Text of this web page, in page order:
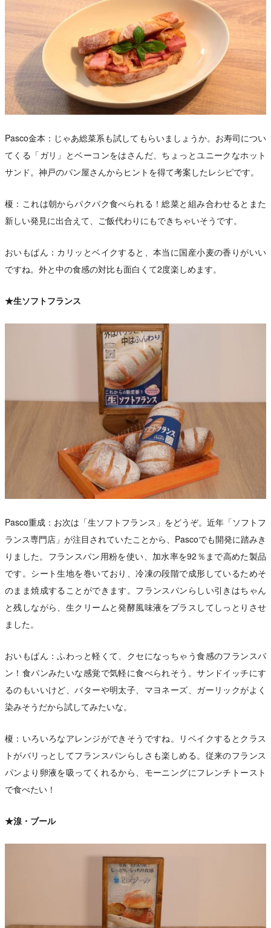
Pasco金本：じゃあ総菜系も試してもらいましょうか。お寿司につい
てくる「ガリ」とベーコンをはさんだ、ちょっとユニークなホット
サンド。神戸のパン屋さんからヒントを得て考案したレシピです。
榎：これは朝からパクパク食べられる！総菜と組み合わせるとまた
新しい発見に出合えて、ご飯代わりにもできちゃいそうです。
おいもぱん：カリッとベイクすると、本当に国産小麦の香りがいい
ですね。外と中の食感の対比も面白くて2度楽しめます。
★生ソフトフランス
Pasco重成：お次は「生ソフトフランス」をどうぞ。近年「ソフトフ
ランス専門店」が注目されていたことから、Pascoでも開発に踏みき
りました。フランスパン用粉を使い、加水率を92％まで高めた製品
です。シート生地を巻いており、冷凍の段階で成形しているためそ
のまま焼成することができます。フランスパンらしい引きはちゃん
と残しながら、生クリームと発酵風味液をプラスしてしっとりさせ
ました。
おいもぱん：ふわっと軽くて、クセになっちゃう食感のフランスパ
ン！食パンみたいな感覚で気軽に食べられそう。サンドイッチにす
るのもいいけど、バターや明太子、マヨネーズ、ガーリックがよく
染みそうだから試してみたいな。
榎：いろいろなアレンジができそうですね。リベイクするとクラス
トがバリっとしてフランスパンらしさも楽しめる。従来のフランス
パンより卵液を吸ってくれるから、モーニングにフレンチトースト
で食べたい！
★湶・ブール